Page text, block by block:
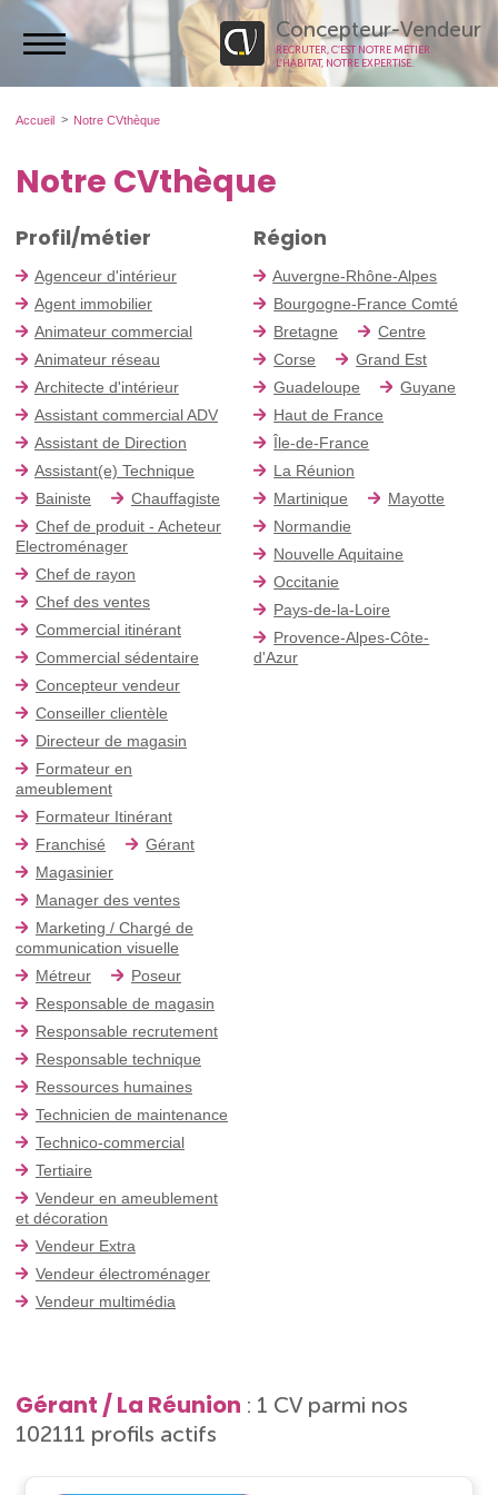
Concepteur-Vendeur
RECRUTER, C’EST NOTRE MÉTIER.
L’HABITAT, NOTRE EXPERTISE.
Accueil Notre CVthèque
Notre CVthèque
Profil/métier
Agenceur d'intérieur
Agent immobilier
Animateur commercial
Animateur réseau
Architecte d'intérieur
Assistant commercial ADV
Assistant de Direction
Assistant(e) Technique
Bainiste
Chauffagiste
Chef de produit - Acheteur
Electroménager
Chef de rayon
Chef des ventes
Commercial itinérant
Commercial sédentaire
Concepteur vendeur
Conseiller clientèle
Directeur de magasin
Formateur en
ameublement
Formateur Itinérant
Franchisé
Gérant
Magasinier
Manager des ventes
Marketing / Chargé de
communication visuelle
Métreur
Poseur
Responsable de magasin
Responsable recrutement
Responsable technique
Ressources humaines
Technicien de maintenance
Technico-commercial
Tertiaire
Vendeur en ameublement
et décoration
Vendeur Extra
Vendeur électroménager
Vendeur multimédia
Région
Auvergne-Rhône-Alpes
Bourgogne-France Comté
Bretagne
Centre
Corse
Grand Est
Guadeloupe
Guyane
Haut de France
Île-de-France
La Réunion
Martinique
Mayotte
Normandie
Nouvelle Aquitaine
Occitanie
Pays-de-la-Loire
Provence-Alpes-Côte-
d'Azur
Gérant / La Réunion : 1 CV parmi nos
102111 profils actifs